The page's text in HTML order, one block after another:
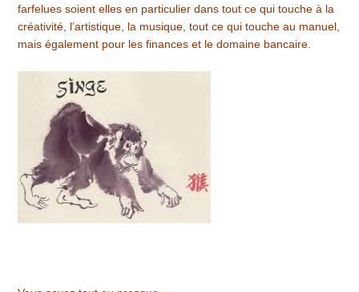
farfelues soient elles en particulier dans tout ce qui touche à la
créativité, l’artistique, la musique, tout ce qui touche au manuel,
mais également pour les finances et le domaine bancaire.